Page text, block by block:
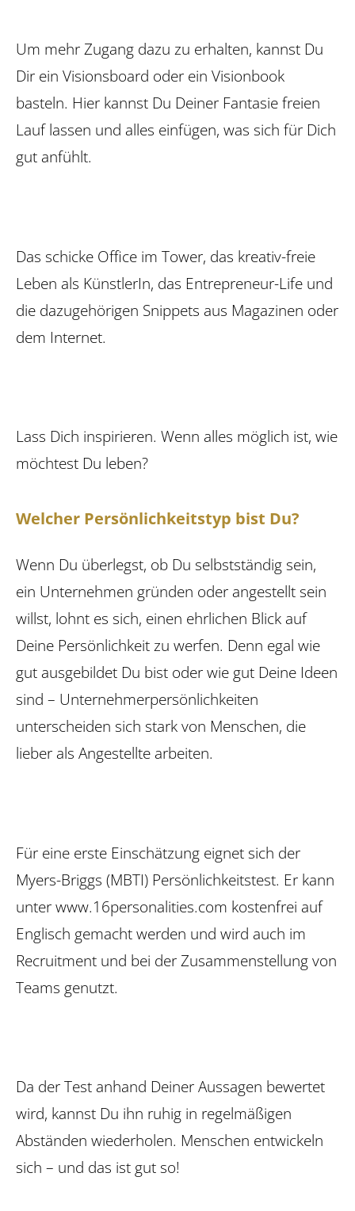
Um mehr Zugang dazu zu erhalten, kannst Du
Dir ein Visionsboard oder ein Visionbook
basteln. Hier kannst Du Deiner Fantasie freien
Lauf lassen und alles einfügen, was sich für Dich
gut anfühlt.
Das schicke Office im Tower, das kreativ-freie
Leben als KünstlerIn, das Entrepreneur-Life und
die dazugehörigen Snippets aus Maga­zinen oder
dem Internet.
Lass Dich inspirieren. Wenn alles möglich ist, wie
möchtest Du leben?
Welcher Persönlichkeitstyp bist Du?
Wenn Du überlegst, ob Du selbstständig sein,
ein Unternehmen gründen oder angestellt sein
willst, lohnt es sich, einen ehrlichen Blick auf
Deine Persönlichkeit zu werfen. Denn egal wie
gut ausgebildet Du bist oder wie gut Deine Ideen
sind – Unternehmerpersönlichkeiten
unterscheiden sich stark von Menschen, die
lieber als Angestellte arbeiten.
Für eine erste Einschätzung eignet sich der
Myers-Briggs (MBTI) Persön­lichkeitstest. Er kann
unter www.16per­sonalities.com kostenfrei auf
Englisch ­gemacht werden und wird auch im
Recruitment und bei der Zusammenstellung von
Teams genutzt.
Da der Test anhand Deiner Aussagen bewertet
wird, kannst Du ihn ruhig in ­regelmäßigen
Abständen wiederholen. Menschen entwickeln
sich – und das ist gut so!